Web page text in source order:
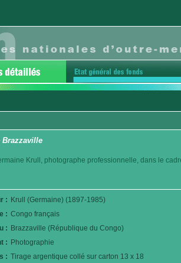
Brazzaville
Krull, photographe professionnelle, dans le
: Krull (Germaine) (1897-1985)
: Congo français
: Brazzaville (République du Congo)
: Photographie
: Tirage argentique collé sur carton 13 x 18